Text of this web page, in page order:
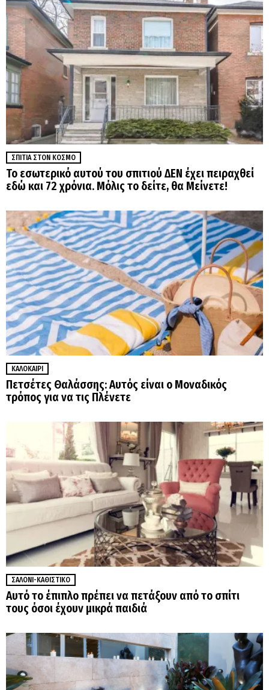
ΣΠΊΤΙΑ ΣΤΟΝ ΚΌΣΜΟ
Το εσωτερικό αυτού του σπιτιού ΔΕΝ έχει πειραχθεί
εδώ και 72 χρόνια. Μόλις το δείτε, θα Μείνετε!
ΚΑΛΟΚΑΊΡΙ
Πετσέτες Θαλάσσης: Αυτός είναι ο Μοναδικός
τρόπος για να τις Πλένετε
ΣΑΛΌΝΙ-ΚΑΘΙΣΤΙΚΌ
Αυτό το έπιπλο πρέπει να πετάξουν από το σπίτι
τους όσοι έχουν μικρά παιδιά